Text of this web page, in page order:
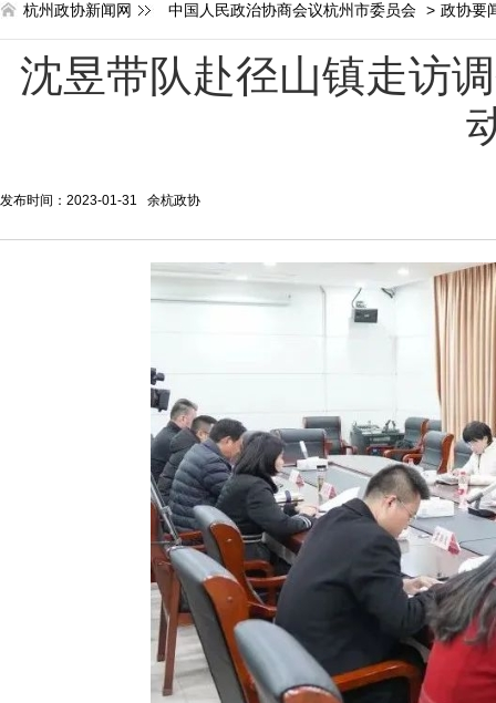
杭州政协新闻网 中国人民政治协商会议杭州市委员会 > 政协要
沈昱带队赴径山镇走访
发布时间：2023-01-31 余杭政协